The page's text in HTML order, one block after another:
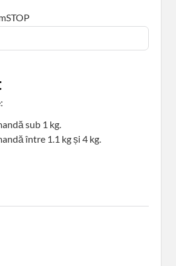
sub 1 kg.
între 1.1 kg și 4 kg.